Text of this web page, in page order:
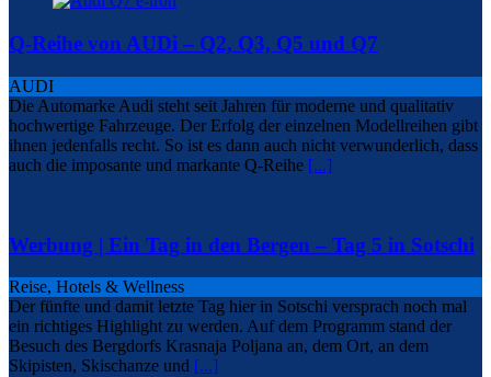
Q-Reihe von AUDi – Q2, Q3, Q5 und Q7
AUDI
Die Automarke Audi steht seit Jahren für moderne und qualitativ
hochwertige Fahrzeuge. Der Erfolg der einzelnen Modellreihen gibt
ihnen jedenfalls recht. So ist es dann auch nicht verwunderlich, dass
auch die imposante und markante Q-Reihe [...]
Werbung | Ein Tag in den Bergen – Tag 5 in Sotschi
Reise, Hotels & Wellness
Der fünfte und damit letzte Tag hier in Sotschi versprach noch mal
ein richtiges Highlight zu werden. Auf dem Programm stand der
Besuch des Bergdorfs Krasnaja Poljana an, dem Ort, an dem
Skipisten, Skischanze und [...]